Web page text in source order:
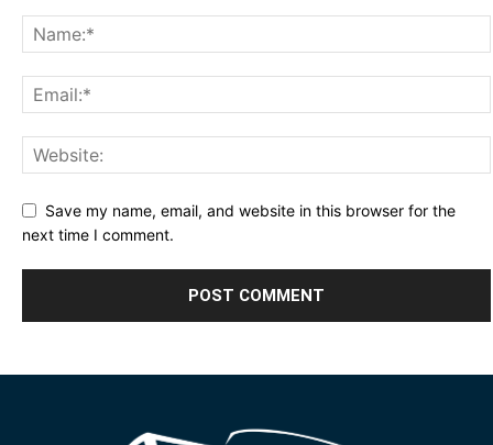
Save my name, email, and website in this browser for the
next time I comment.